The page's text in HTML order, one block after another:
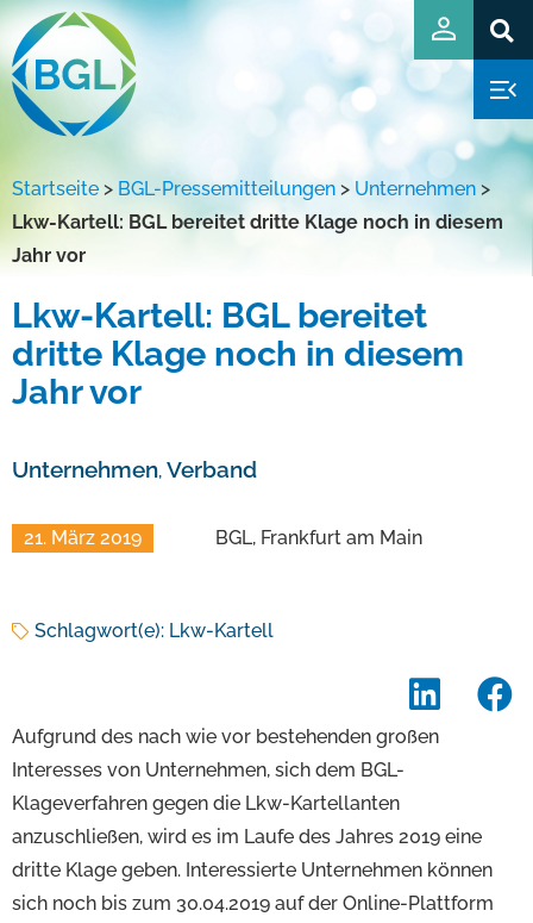
Startseite > BGL-Pressemitteilungen > Unternehmen >
Lkw-Kartell: BGL bereitet dritte Klage noch in diesem
Jahr vor
Lkw-Kartell: BGL bereitet
dritte Klage noch in diesem
Jahr vor
Unternehmen, Verband
21. März 2019 BGL, Frankfurt am Main
Schlagwort(e): Lkw-Kartell
Aufgrund des nach wie vor bestehenden großen
Interesses von Unternehmen, sich dem BGL-
Klageverfahren gegen die Lkw-Kartellanten
anzuschließen, wird es im Laufe des Jahres 2019 eine
dritte Klage geben. Interessierte Unternehmen können
sich noch bis zum 30.04.2019 auf der Online-Plattform